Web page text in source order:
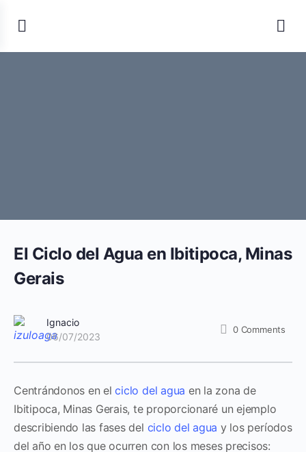
El Ciclo del Agua en Ibitipoca, Minas
Gerais
Ignacio
06/07/2023
0 Comments
Centrándonos en elciclo del agua en la zona de
Ibitipoca, Minas Gerais, te proporcionaré un ejemplo
describiendo las fases del ciclo del agua y los períodos
del año en los que ocurren con los meses precisos: